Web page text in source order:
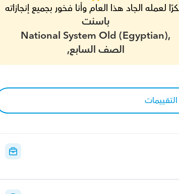
لعمله الجاد هذا العام وأنا فخور بجميع إنجازاته
باسنت
الصف السابع,
National System Old (Egyptian),